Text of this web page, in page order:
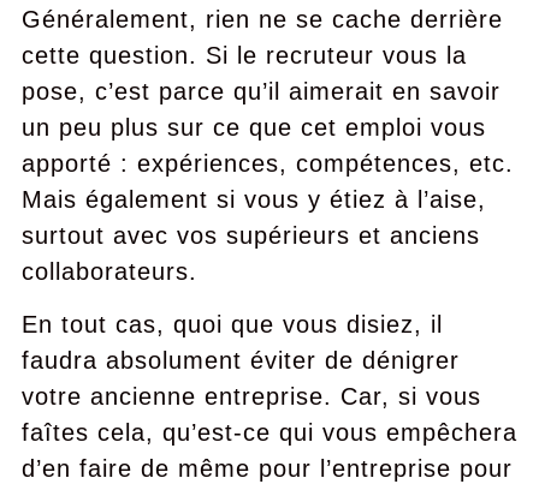
Généralement, rien ne se cache derrière
cette question. Si le recruteur vous la
pose, c’est parce qu’il aimerait en savoir
un peu plus sur ce que cet emploi vous
apporté : expériences, compétences, etc.
Mais également si vous y étiez à l’aise,
surtout avec vos supérieurs et anciens
collaborateurs.
En tout cas, quoi que vous disiez, il
faudra absolument éviter de dénigrer
votre ancienne entreprise. Car, si vous
faîtes cela, qu’est-ce qui vous empêchera
d’en faire de même pour l’entreprise pour